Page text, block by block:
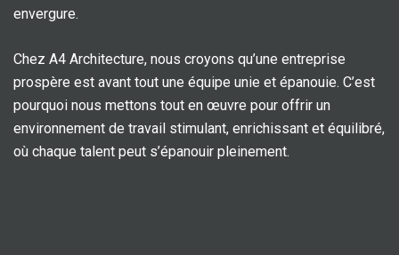
envergure.
Chez A4 Architecture, nous croyons qu’une entreprise
prospère est avant tout une équipe unie et épanouie. C’est
pourquoi nous mettons tout en œuvre pour offrir un
environnement de travail stimulant, enrichissant et équilibré,
où chaque talent peut s’épanouir pleinement.